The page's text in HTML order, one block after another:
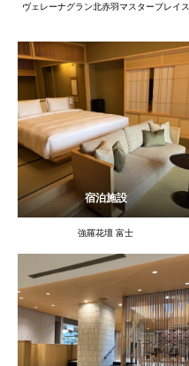
ヴェレーナグラン北赤羽マスタープレイス
宿泊施設
強羅花壇 富士